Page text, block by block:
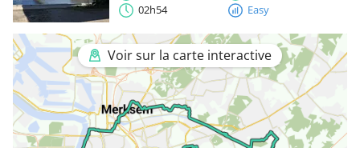
02h54
Easy
Voir sur la carte interactive